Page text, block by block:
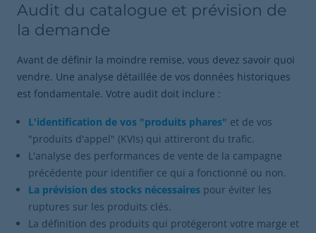
Audit du catalogue et prévision de
la demande
Avant de définir la moindre remise, vous devez savoir quoi
vendre. Une analyse détaillée de vos données historiques
est fondamentale. Votre audit doit inclure :
L'identification de vos "produits phares" et de vos
"produits d'appel" (KVIs) qui attireront du trafic.
L'analyse des performances de vente de la campagne
précédente pour identifier ce qui a fonctionné ou non.
La prévision des stocks nécessaires pour éviter les
ruptures sur les produits clés.
La définition des produits qui protégeront votre marge et